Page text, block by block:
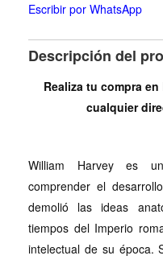
Escribir por WhatsApp
Descripción del
Realiza tu compra
cualquier
William Harvey es
comprender el
demolió las ideas
tiempos del Imperio
intelectual de su época.